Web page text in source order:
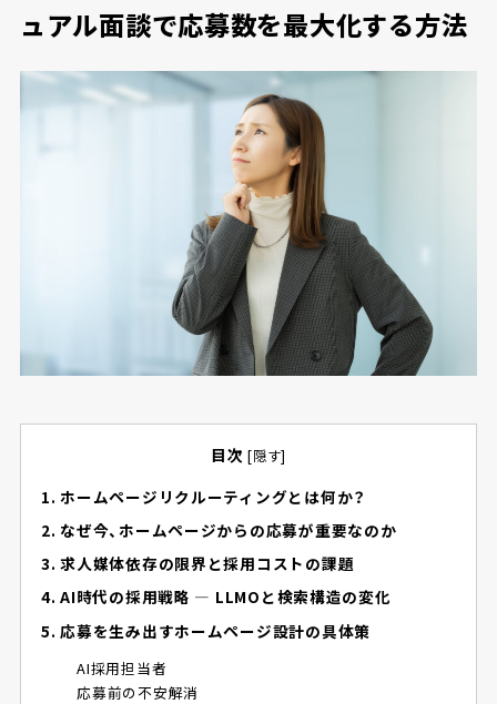
ュアル面談で応募数を最大化する方法
目次 [隠す]
1. ホームページリクルーティングとは何か？
2. なぜ今、ホームページからの応募が重要なのか
3. 求人媒体依存の限界と採用コストの課題
4. AI時代の採用戦略 ― LLMOと検索構造の変化
5. 応募を生み出すホームページ設計の具体策
AI採用担当者
応募前の不安解消